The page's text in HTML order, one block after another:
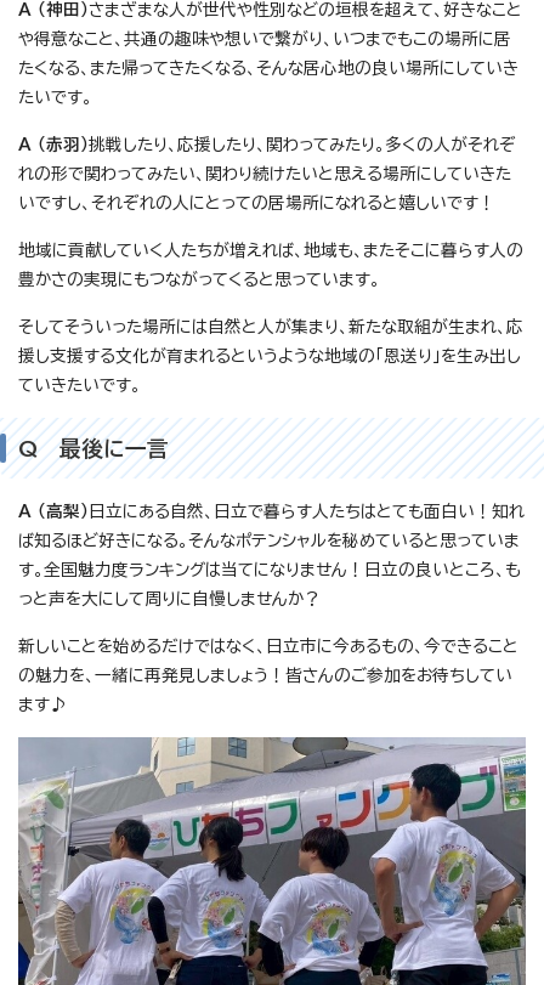
A （神田）さまざまな人が世代や性別などの垣根を超えて、好きなこと
や得意なこと、共通の趣味や想いで繋がり、いつまでもこの場所に居
たくなる、また帰ってきたくなる、そんな居心地の良い場所にしていき
たいです。
A （赤羽）挑戦したり、応援したり、関わってみたり。多くの人がそれぞ
れの形で関わってみたい、関わり続けたいと思える場所にしていきた
いですし、それぞれの人にとっての居場所になれると嬉しいです！
地域に貢献していく人たちが増えれば、地域も、またそこに暮らす人の
豊かさの実現にもつながってくると思っています。
そしてそういった場所には自然と人が集まり、新たな取組が生まれ、応
援し支援する文化が育まれるというような地域の「恩送り」を生み出し
ていきたいです。
Q 最後に一言
A （高梨） 日立にある自然、日立で暮らす人たちはとても面白い！知れ
ば知るほど好きになる。そんなポテンシャルを秘めていると思っていま
す。全国魅力度ランキングは当てになりません！日立の良いところ、も
っと声を大にして周りに自慢しませんか？
新しいことを始めるだけではなく、日立市に今あるもの、今できること
の魅力を、一緒に再発見しましょう！皆さんのご参加をお待ちしてい
ます♪